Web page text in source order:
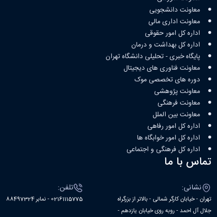
معاونت دانشجویی
معاونت اداری مالی
اداره کل امور حقوقی
اداره کل بهداشت و درمان
پایگاه خبری - تحلیلی دانشگاه تهران
معاونت فناوری های دیجیتال
دوره های تخصصی موک
معاونت پژوهشی
معاونت فرهنگی
معاونت بین الملل
اداره کل امور رفاهی
اداره کل امور خوابگاه ها
اداره کل فرهنگی و اجتماعی
تماس با ما
نشانی:
تهران - خیابان کارگر شمالی - بالاتر از بزرگراه
جلال آل احمد - روبه روی خیابان یازدهم -
تلفن:
02161115775 - نمابر 88497324